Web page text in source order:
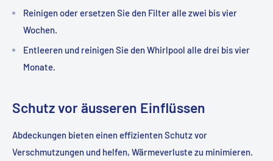
Reinigen oder ersetzen Sie den Filter alle zwei bis vier
Wochen.
Entleeren und reinigen Sie den Whirlpool alle drei bis vier
Monate.
Schutz vor äusseren Einflüssen
Abdeckungen bieten einen effizienten Schutz vor
Verschmutzungen und helfen, Wärmeverluste zu minimieren.